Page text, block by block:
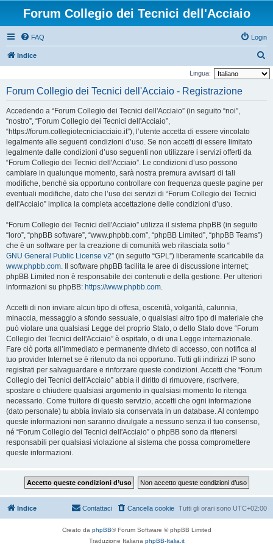
Forum Collegio dei Tecnici dell'Acciaio
FAQ Login
Indice
e
Lingua:
Forum Collegio dei Tecnici dell'Acciaio - Registrazione
Accedendo a “Forum Collegio dei Tecnici dell'Acciaio” (in seguito “noi”,
“nostro”, “Forum Collegio dei Tecnici dell'Acciaio”,
“https://forum.collegiotecniciacciaio.it”), l’utente accetta di essere vincolato
legalmente alle seguenti condizioni d’uso. Se non accetti di essere limitato
legalmente dalle condizioni d’uso seguenti non utilizzare i servizi offerti da
“Forum Collegio dei Tecnici dell'Acciaio”. Le condizioni d’uso possono
cambiare in qualunque momento, sarà nostra premura avvisarti di tali
modifiche, benché sia opportuno controllare con frequenza queste pagine per
eventuali modifiche, dato che l’uso dei servizi di “Forum Collegio dei Tecnici
dell'Acciaio” implica la completa accettazione delle condizioni d’uso.
“Forum Collegio dei Tecnici dell'Acciaio” utilizza il sistema phpBB (in seguito
“loro”, “phpBB software”, “www.phpbb.com”, “phpBB Limited”, “phpBB Teams”)
che è un software per la creazione di comunità web rilasciata sotto “
GNU General Public License v2” (in seguito “GPL”) liberamente scaricabile da
www.phpbb.com. Il software phpBB facilita le aree di discussione internet;
phpBB Limited non è responsabile dei contenuti e della gestione. Per ulteriori
informazioni su phpBB: https://www.phpbb.com.
Accetti di non inviare alcun tipo di offesa, oscenità, volgarità, calunnia,
minaccia, messaggio a sfondo sessuale, o qualsiasi altro tipo di materiale che
può violare una qualsiasi Legge del proprio Stato, o dello Stato dove “Forum
Collegio dei Tecnici dell'Acciaio” è ospitato, o di una Legge internazionale.
Fare ciò porta all’immediato e permanente divieto di accesso, con notifica al
tuo provider Internet se è ritenuto da noi opportuno. Tutti gli indirizzi IP sono
registrati per salvaguardare e rinforzare queste condizioni. Accetti che “Forum
Collegio dei Tecnici dell'Acciaio” abbia il diritto di rimuovere, riscrivere,
spostare o chiudere qualsiasi argomento in qualsiasi momento lo ritenga
necessario. Come fruitore di questo servizio, accetti che ogni informazione
(dato personale) tu abbia inviato sia conservata in un database. Al contempo
queste informazioni non saranno divulgate a nessuno senza il tuo consenso,
né “Forum Collegio dei Tecnici dell'Acciaio” o phpBB sono da ritenersi
responsabili per qualsiasi violazione al sistema che possa compromettere
queste informazioni.
Indice Tutti gli orari sono UTC+02:00
Cancella cookie
Contattaci
Creato da phpBB® Forum Software © phpBB Limited
Traduzione Italiana phpBB-Italia.it